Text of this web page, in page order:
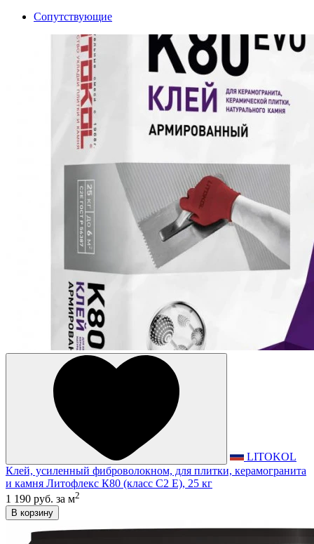
Сопутствующие
LITOKOL
Клей, усиленный фиброволокном, для плитки, керамогранита
и камня Литофлекс К80 (класс С2 E), 25 кг
1 190 руб. за м2
В корзину